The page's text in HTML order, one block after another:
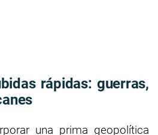
rápidas: guerras,
una prima geopolítica